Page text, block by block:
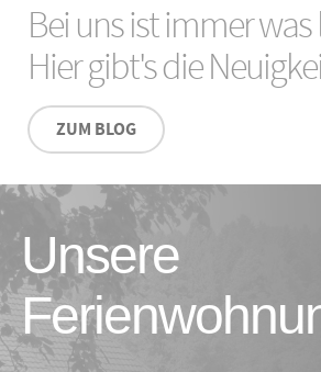
Bei uns ist immer was
Hier gibt's die
ZUM BLOG
Unsere